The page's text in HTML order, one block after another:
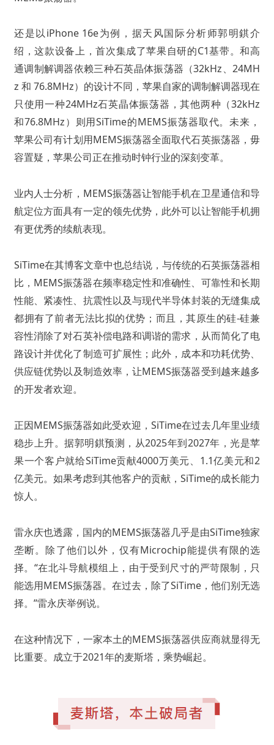
还是以iPhone 16e为例，据天风国际分析师郭明錤介
绍，这款设备上，首次集成了苹果自研的C1基带。和高
通调制解调器依赖三种石英晶体振荡器（32kHz、24MH
z 和 76.8MHz）的设计不同，苹果自家的调制解调器现在
只使用一种24MHz石英晶体振荡器，其他两种（32kHz
和76.8MHz）则用SiTime的MEMS振荡器取代。未来，
苹果公司有计划用MEMS振荡器全面取代石英振荡器，毋
容置疑，苹果公司正在推动时钟行业的深刻变革。
业内人士分析，MEMS振荡器让智能手机在卫星通信和导
航定位方面具有一定的领先优势，此外可以让智能手机拥
有更优秀的续航表现。
SiTime在其博客文章中也总结说，与传统的石英振荡器相
比，MEMS振荡器在频率稳定性和准确性、可靠性和长期
性能、紧凑性、抗震性以及与现代半导体封装的无缝集成
都拥有了前者无法比拟的优势；而且，其原生的硅-硅兼
容性消除了对石英补偿电路和调谐的需求，从而简化了电
路设计并优化了制造可扩展性；此外，成本和功耗优势、
供应链优势以及制造效率，让MEMS振荡器受到越来越多
的开发者欢迎。
正因MEMS振荡器如此受欢迎，SiTime在过去几年里业绩
稳步上升。据郭明錤预测，从2025年到2027年，光是苹
果一个客户就给SiTime贡献4000万美元、1.1亿美元和2
亿美元。如果考虑到其他客户的贡献，SiTime的成长能力
惊人。
雷永庆也透露，国内的MEMS振荡器几乎是由SiTime独家
垄断。除了他们以外，仅有Microchip能提供有限的选
择。“在北斗导航模组上，由于受到尺寸的严苛限制，只
能选用MEMS振荡器。在过去，除了SiTime，他们别无选
择。”雷永庆举例说。
在这种情况下，一家本土的MEMS振荡器供应商就显得无
比重要。成立于2021年的麦斯塔，乘势崛起。